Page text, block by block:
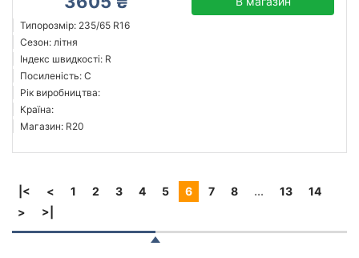
Типорозмір: 235/65 R16
Сезон: літня
Індекс швидкості: R
Посиленість: C
Рік виробництва:
Країна:
Магазин: R20
|< < 1 2 3 4 5 6 7 8 ... 13
14
>
>|